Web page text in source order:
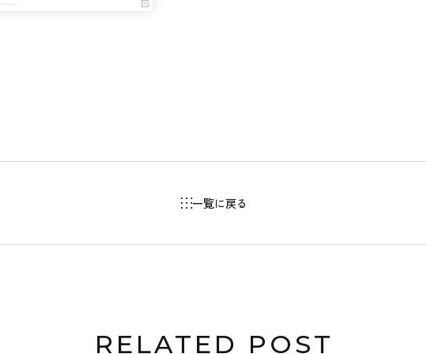
一覧に戻る
RELATED POST